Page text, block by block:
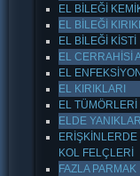
EL BİLEĞİ
EL BİLEĞİ
EL BİLEĞİ KİSTİ
EL CERRAHİSİ
EL
EL KIRIKLARI
EL TÜMÖRLERİ
ELDE YANIKLAR
ERİŞKİNLERDE
KOL FELÇLERİ
FAZLA PARMAK